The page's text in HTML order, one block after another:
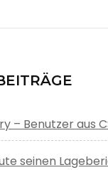
– Benutzer aus
seinen